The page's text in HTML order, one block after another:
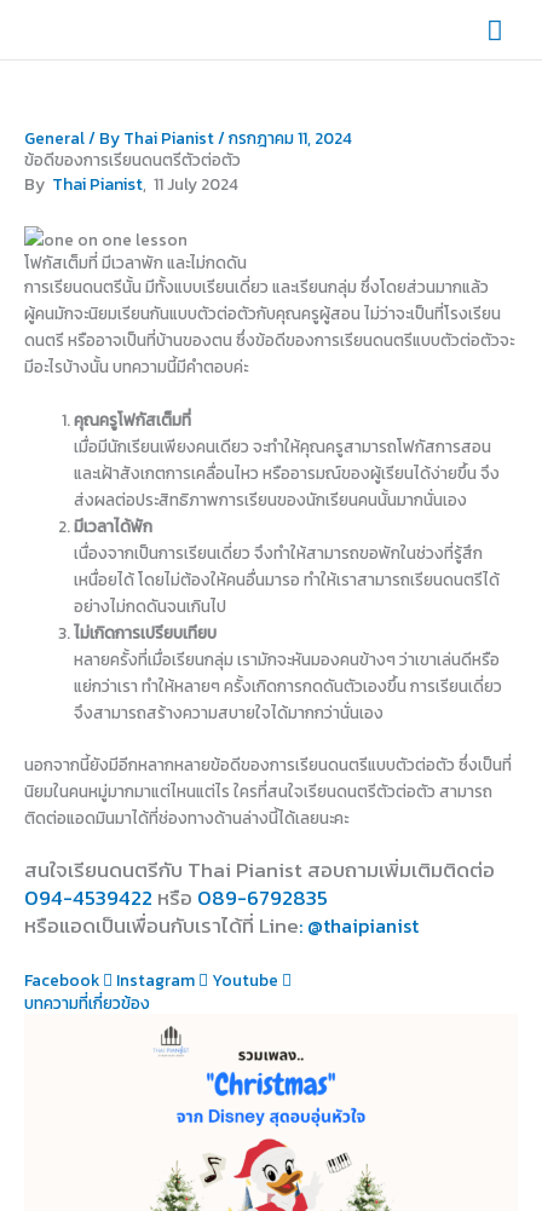
content
General/ By Thai Pianist/กรกฎาคม 11, 2024
ข้อดีของการเรียนดนตรีตัวต่อตัว
By Thai Pianist, 11 July 2024
โฟกัสเต็มที่ มีเวลาพัก และไม่กดดัน
การเรียนดนตรีนั้น มีทั้งแบบเรียนเดี่ยว และเรียนกลุ่ม ซึ่งโดยส่วนมากแล้ว
ผู้คนมักจะนิยมเรียนกันแบบตัวต่อตัวกับคุณครูผู้สอน ไม่ว่าจะเป็นที่โรงเรียน
ดนตรี หรืออาจเป็นที่บ้านของตน ซึ่งข้อดีของการเรียนดนตรีแบบตัวต่อตัวจะ
มีอะไรบ้างนั้น บทความนี้มีคำตอบค่ะ
คุณครูโฟกัสเต็มที่
เมื่อมีนักเรียนเพียงคนเดียว จะทำให้คุณครูสามารถโฟกัสการสอน
และเฝ้าสังเกตการเคลื่อนไหว หรืออารมณ์ของผู้เรียนได้ง่ายขึ้น จึง
ส่งผลต่อประสิทธิภาพการเรียนของนักเรียนคนนั้นมากนั่นเอง
มีเวลาได้พัก
เนื่องจากเป็นการเรียนเดี่ยว จึงทำให้สามารถขอพักในช่วงที่รู้สึก
เหนื่อยได้ โดยไม่ต้องให้คนอื่นมารอ ทำให้เราสามารถเรียนดนตรีได้
อย่างไม่กดดันจนเกินไป
ไม่เกิดการเปรียบเทียบ
หลายครั้งที่เมื่อเรียนกลุ่ม เรามักจะหันมองคนข้างๆ ว่าเขาเล่นดีหรือ
แย่กว่าเรา ทำให้หลายๆ ครั้งเกิดการกดดันตัวเองขึ้น การเรียนเดี่ยว
จึงสามารถสร้างความสบายใจได้มากกว่านั่นเอง
นอกจากนี้ยังมีอีกหลากหลายข้อดีของการเรียนดนตรีแบบตัวต่อตัว ซึ่งเป็นที่
นิยมในคนหมู่มากมาแต่ไหนแต่ไร ใครที่สนใจเรียนดนตรีตัวต่อตัว สามารถ
ติดต่อแอดมินมาได้ที่ช่องทางด้านล่างนี้ได้เลยนะคะ
สนใจเรียนดนตรีกับ Thai Pianist สอบถามเพิ่มเติมติดต่อ
094-4539422 หรือ 089-6792835
หรือแอดเป็นเพื่อนกับเราได้ที่ Line: @thaipianist
Facebook Instagram
Youtube
บทความที่เกี่ยวข้อง